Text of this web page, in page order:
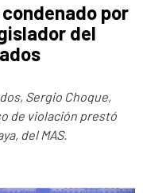
por
del
Sergio Choque,
de violación prestó
del MAS.